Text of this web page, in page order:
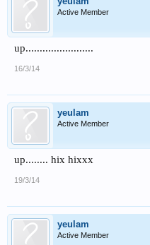
Active Member
up........................
16/3/14
yeulam
Active Member
up........ hix hixxx
19/3/14
yeulam
Active Member